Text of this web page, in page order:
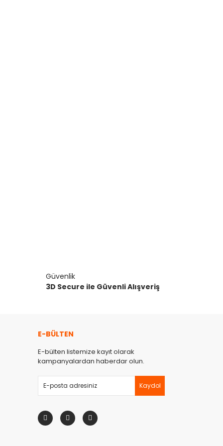
Güvenlik
3D Secure ile Güvenli Alışveriş
E-BÜLTEN
E-bülten listemize kayıt olarak
kampanyalardan haberdar olun.
Kaydol